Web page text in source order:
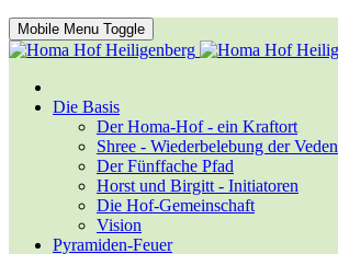
Mobile Menu Toggle
Die Basis
Der Homa-Hof - ein Kraftort
Shree - Wiederbelebung der Veden
Der Fünffache Pfad
Horst und Birgitt - Initiatoren
Die Hof-Gemeinschaft
Vision
Pyramiden-Feuer